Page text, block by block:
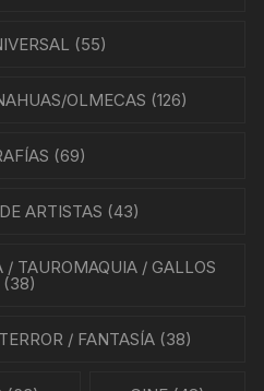
(55)
OLMECAS (126)
(69)
ARTISTAS (43)
/ TAUROMAQUIA / GALLOS
(38)
/ FANTASÍA(38)